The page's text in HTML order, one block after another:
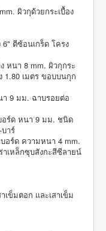
ผิวกุด้วยกระเบื้อง
ตีซ้อนเกร็ด โครง
หนา 8 mm. ผิวกุกระ
1.80 เมตร ขอบบนกุก
9 มม. ฉาบรอยต่อ
อร์ด หนา 9 มม. ชนิด
าร์
อร์ด ความหนา 4 mm.
าเหล็กซุบสังกะสีซีลายน์
เข็มตอก และเสาเข็ม